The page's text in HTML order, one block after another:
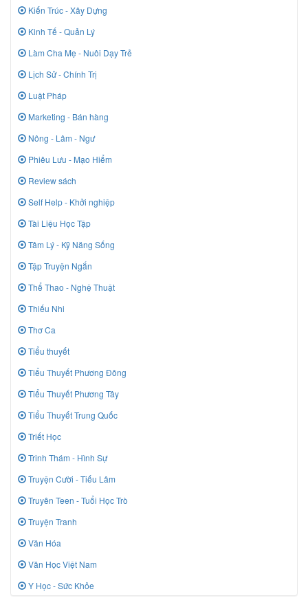
Kiến Trúc - Xây Dựng
Kinh Tế - Quản Lý
Làm Cha Mẹ - Nuôi Dạy Trẻ
Lịch Sử - Chính Trị
Luật Pháp
Marketing - Bán hàng
Nông - Lâm - Ngư
Phiêu Lưu - Mạo Hiểm
Review sách
Self Help - Khởi nghiệp
Tài Liệu Học Tập
Tâm Lý - Kỹ Năng Sống
Tập Truyện Ngắn
Thể Thao - Nghệ Thuật
Thiếu Nhi
Thơ Ca
Tiểu thuyết
Tiểu Thuyết Phương Đông
Tiểu Thuyết Phương Tây
Tiểu Thuyết Trung Quốc
Triết Học
Trinh Thám - Hình Sự
Truyện Cười - Tiếu Lâm
Truyên Teen - Tuổi Học Trò
Truyện Tranh
Văn Hóa
Văn Học Việt Nam
Y Học - Sức Khỏe